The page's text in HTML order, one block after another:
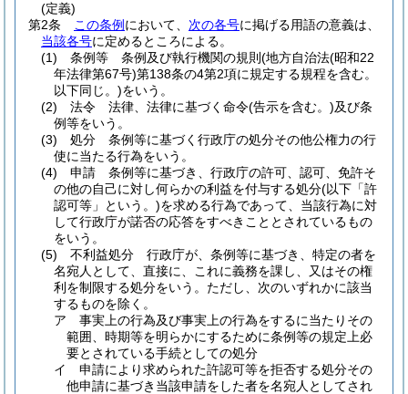
(定義)
第2条
この条例 において、 次の各号に掲げる用語の意義は、
当該各号に定めるところによる。
(1)
条例等 条例及び執行機関の規則 (地方自治法(昭和22
年法律第67号)第138条の4第2項に規定する規程を含む。
以下同じ。)をいう。
(2)
法令 法律、法律に基づく命令(告示を含む。)及び条
例等をいう。
(3)
処分 条例等に基づく行政庁の処分その他公権力の行
使に当たる行為をいう。
(4)
申請 条例等に基づき、行政庁の許可、認可、免許そ
の他の自己に対し何らかの利益を付与する処分(以下「許
認可等」という。)を求める行為であって、当該行為に対
して行政庁が諾否の応答をすべきこととされているもの
をいう。
(5)
不利益処分 行政庁が、条例等に基づき、特定の者を
名宛人として、直接に、これに義務を課し、又はその権
利を制限する処分をいう。 ただし、次のいずれかに該当
するものを除く。
ア
事実上の行為及び事実上の行為をするに当たりその
範囲、時期等を明らかにするために条例等の規定上必
要とされている手続としての処分
イ
申請により求められた許認可等を拒否する処分その
他申請に基づき当該申請をした者を名宛人としてされ